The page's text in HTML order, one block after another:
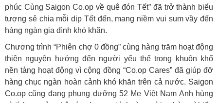
phúc Cùng Saigon Co.op về quê đón Tết” đã trở thành biểu
tượng sẻ chia mỗi dịp Tết đến, mang niềm vui sum vầy đến
hàng ngàn gia đình khó khăn.
Chương trình “Phiên chợ 0 đồng” cùng hàng trăm hoạt động
thiện nguyện hướng đến người yếu thế trong khuôn khổ
nền tảng hoạt động vì cộng đồng “Co.op Cares” đã giúp đỡ
hàng chục ngàn hoàn cảnh khó khăn trên cả nước. Saigon
Co.op cũng đang phụng dưỡng 52 Mẹ Việt Nam Anh hùng